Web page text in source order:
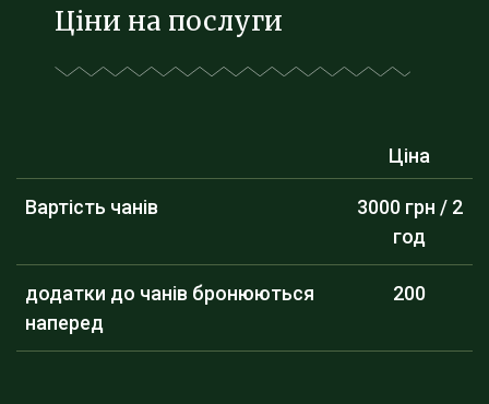
Ціни на послуги
Ціна
Вартість чанів
3000 грн / 2
год
додатки до чанів бронюються
наперед
200